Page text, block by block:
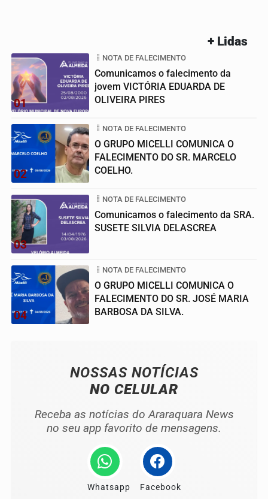
+ Lidas
01
NOTA DE FALECIMENTO
Comunicamos o falecimento da
jovem VICTÓRIA EDUARDA DE
OLIVEIRA PIRES
02
NOTA DE FALECIMENTO
O GRUPO MICELLI COMUNICA O
FALECIMENTO DO SR. MARCELO
COELHO.
03
NOTA DE FALECIMENTO
Comunicamos o falecimento da SRA.
SUSETE SILVIA DELASCREA
04
NOTA DE FALECIMENTO
O GRUPO MICELLI COMUNICA O
FALECIMENTO DO SR. JOSÉ MARIA
BARBOSA DA SILVA.
NOSSAS NOTÍCIAS
NO CELULAR
Receba as notícias do Araraquara News
no seu app favorito de mensagens.
Whatsapp Facebook